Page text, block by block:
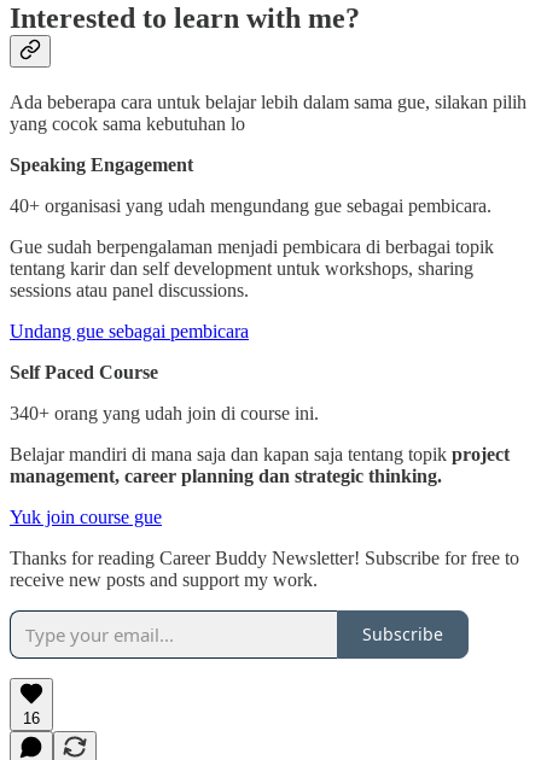
Interested to learn with me?
Ada beberapa cara untuk belajar lebih dalam sama gue, silakan pilih
yang cocok sama kebutuhan lo
Speaking Engagement
40+ organisasi yang udah mengundang gue sebagai pembicara.
Gue sudah berpengalaman menjadi pembicara di berbagai topik
tentang karir dan self development untuk workshops, sharing
sessions atau panel discussions.
Undang gue sebagai pembicara
Self Paced Course
340+ orang yang udah join di course ini.
Belajar mandiri di mana saja dan kapan saja tentang topik project
management, career planning dan strategic thinking.
Yuk join course gue
Thanks for reading Career Buddy Newsletter! Subscribe for free to
receive new posts and support my work.
Subscribe
16